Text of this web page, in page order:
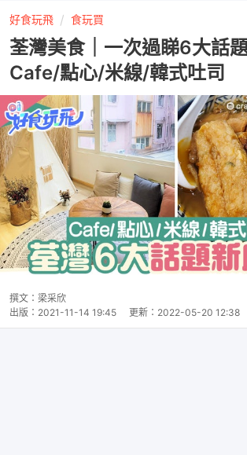
好食玩飛 食玩買
荃灣美食｜一次過睇6大話
Cafe/點心/米線/韓式吐司
撰文： 梁采欣
出版： 2021-11-14 19:45 更新： 2022-05-20 12:38